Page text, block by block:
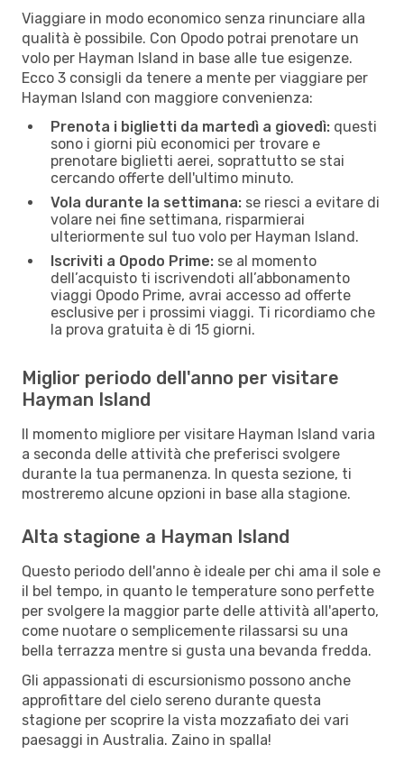
Viaggiare in modo economico senza rinunciare alla
qualità è possibile. Con Opodo potrai prenotare un
volo per Hayman Island in base alle tue esigenze.
Ecco 3 consigli da tenere a mente per viaggiare per
Hayman Island con maggiore convenienza:
Prenota i biglietti da martedì a giovedì: questi
sono i giorni più economici per trovare e
prenotare biglietti aerei, soprattutto se stai
cercando offerte dell'ultimo minuto.
Vola durante la settimana: se riesci a evitare di
volare nei fine settimana, risparmierai
ulteriormente sul tuo volo per Hayman Island.
Iscriviti a Opodo Prime: se al momento
dell’acquisto ti iscrivendoti all’abbonamento
viaggi Opodo Prime, avrai accesso ad offerte
esclusive per i prossimi viaggi. Ti ricordiamo che
la prova gratuita è di 15 giorni.
Miglior periodo dell'anno per visitare
Hayman Island
Il momento migliore per visitare Hayman Island varia
a seconda delle attività che preferisci svolgere
durante la tua permanenza. In questa sezione, ti
mostreremo alcune opzioni in base alla stagione.
Alta stagione a Hayman Island
Questo periodo dell'anno è ideale per chi ama il sole e
il bel tempo, in quanto le temperature sono perfette
per svolgere la maggior parte delle attività all'aperto,
come nuotare o semplicemente rilassarsi su una
bella terrazza mentre si gusta una bevanda fredda.
Gli appassionati di escursionismo possono anche
approfittare del cielo sereno durante questa
stagione per scoprire la vista mozzafiato dei vari
paesaggi in Australia. Zaino in spalla!